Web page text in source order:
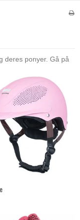
deres ponyer. Gå på